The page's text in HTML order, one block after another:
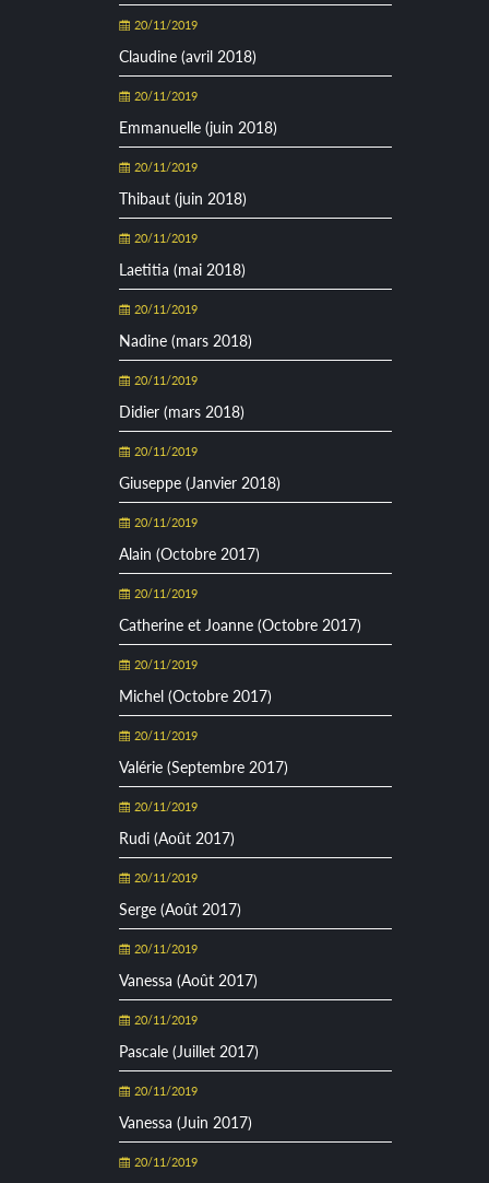
20/11/2019
Claudine (avril 2018)
20/11/2019
Emmanuelle (juin 2018)
20/11/2019
Thibaut (juin 2018)
20/11/2019
Laetitia (mai 2018)
20/11/2019
Nadine (mars 2018)
20/11/2019
Didier (mars 2018)
20/11/2019
Giuseppe (Janvier 2018)
20/11/2019
Alain (Octobre 2017)
20/11/2019
Catherine et Joanne (Octobre 2017)
20/11/2019
Michel (Octobre 2017)
20/11/2019
Valérie (Septembre 2017)
20/11/2019
Rudi (Août 2017)
20/11/2019
Serge (Août 2017)
20/11/2019
Vanessa (Août 2017)
20/11/2019
Pascale (Juillet 2017)
20/11/2019
Vanessa (Juin 2017)
20/11/2019